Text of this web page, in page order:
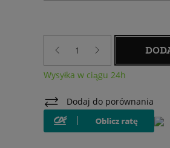
Wysyłka w ciągu 24h
Dodaj do porównania